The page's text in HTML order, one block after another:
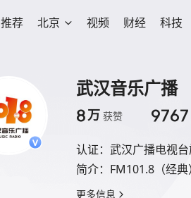
推荐 北京 视频 财经 科技
武汉音乐广播
8万 获赞 9767
认证： 武汉广播电视
简介： FM101.8（经
更多信息